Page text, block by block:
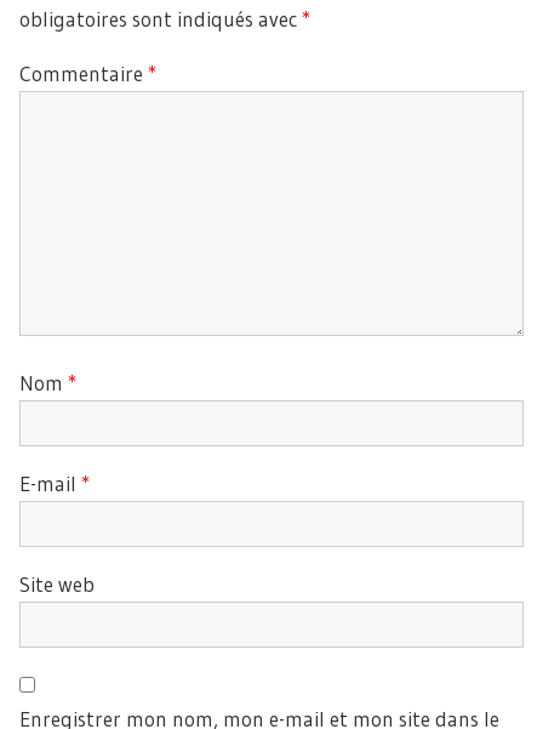
obligatoires sont indiqués avec*
Commentaire *
Nom *
E-mail *
Site web
Enregistrer mon nom, mon e-mail et mon site dans le